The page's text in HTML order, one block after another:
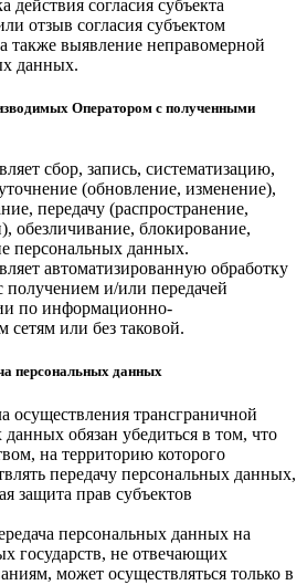
действия согласия субъекта
отзыв согласия субъектом
также выявление неправомерной
данных.
Оператором с полученными
сбор, запись, систематизацию,
(обновление, изменение),
передачу (распространение,
обезличивание, блокирование,
персональных данных.
автоматизированную обработку
и/или передачей
по информационно-
или без таковой.
персональных данных
осуществления трансграничной
обязан убедиться в том, что
на территорию которого
передачу персональных данных,
защита прав субъектов
персональных данных на
государств, не отвечающих
может осуществляться только в